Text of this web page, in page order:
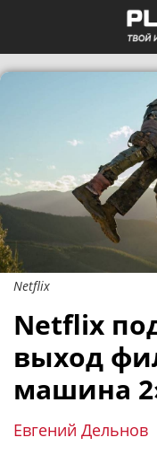
Netflix
Netflix
выход
машина
Евгений Дельнов